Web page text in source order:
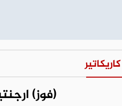
كاريكاتير
(فوز)